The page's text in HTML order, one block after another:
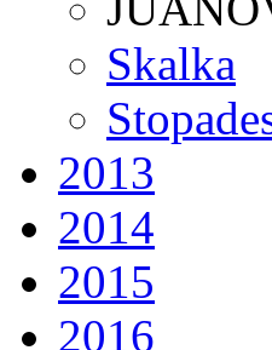
Skalka
2013
2014
2015
2016